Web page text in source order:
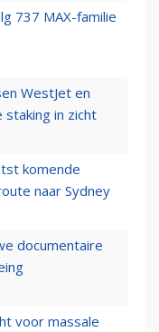
737 MAX-familie
WestJet en
staking in zicht
komende
naar Sydney
documentaire
voor massale